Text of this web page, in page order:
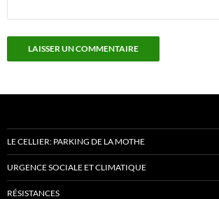
LE CELLIER: PARKING DE LA MOTHE
URGENCE SOCIALE ET CLIMATIQUE
RÉSISTANCES